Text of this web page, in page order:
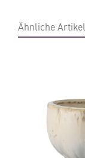
Ähnliche Artikel